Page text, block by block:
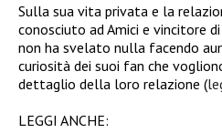
Sulla sua vita privata e la
conosciuto ad Amici e vincitore di
non ha svelato nulla facendo
curiosità dei suoi fan che
dettaglio della loro relazione (
LEGGI ANCHE: